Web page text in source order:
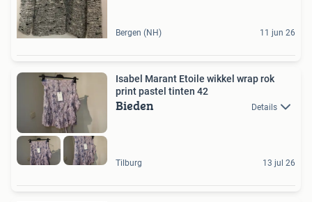
Bergen (NH) 11 jun 26
Isabel Marant Etoile wikkel wrap rok
print pastel tinten 42
Bieden Details
Tilburg 13 jul 26